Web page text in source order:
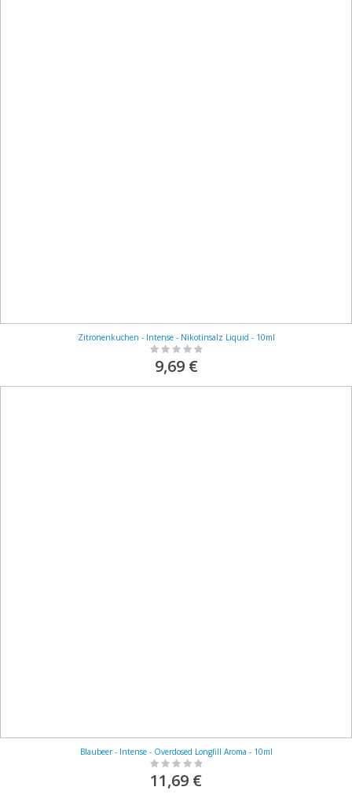
Zitronenkuchen - Intense - Nikotinsalz Liquid - 10ml
Rating:
0%
9,69 €
Blaubeer - Intense - Overdosed Longfill Aroma - 10ml
Rating:
0%
11,69 €